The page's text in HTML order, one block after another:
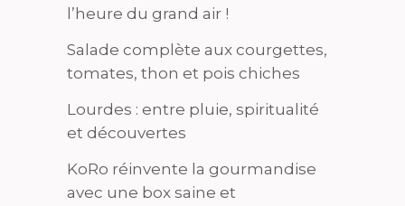
l’heure du grand air !
Salade complète aux courgettes,
tomates, thon et pois chiches
Lourdes : entre pluie, spiritualité
et découvertes
KoRo réinvente la gourmandise
avec une box saine et